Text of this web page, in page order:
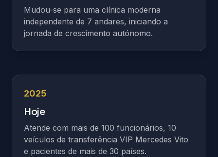
Mudou-se para uma clínica moderna
independente de 7 andares, iniciando a
jornada de crescimento autónomo.
2025
Hoje
Atende com mais de 100 funcionários, 10
veículos de transferência VIP Mercedes Vito
e pacientes de mais de 30 países.